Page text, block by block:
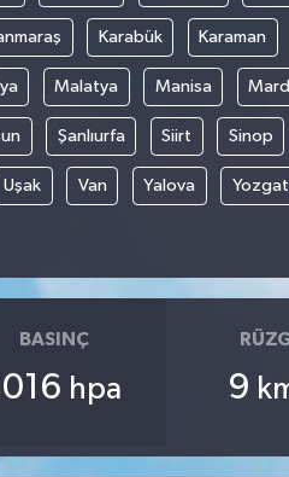
Karabük Karaman
Malatya Manisa
Şanlıurfa Siirt Sinop
Uşak Van Yalova Yozgat
BASINÇ
hpa 9